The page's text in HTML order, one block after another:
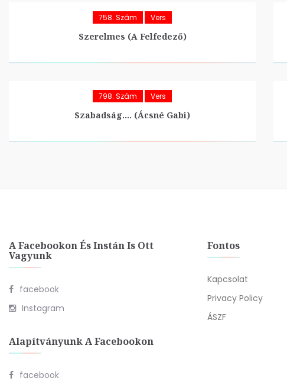
758. Szám Vers
Szerelmes (A Felfedező)
798. Szám Vers
Szabadság…. (Ácsné Gabi)
A Facebookon És Instán Is Ott
Vagyunk
facebook
Instagram
Alapítványunk A Facebookon
facebook
Fontos
Kapcsolat
Privacy Policy
ÁSZF